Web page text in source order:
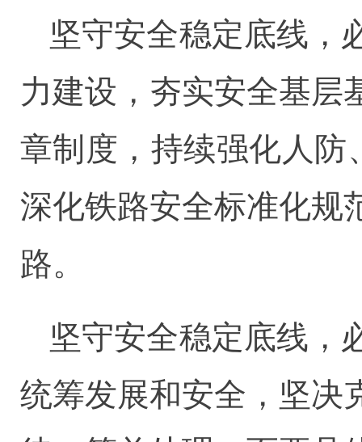
坚守安全稳定底线，
力建设，夯实安全基层
章制度，持续强化人防
深化铁路安全标准化规
路。
坚守安全稳定底线，
统筹发展和安全，坚决